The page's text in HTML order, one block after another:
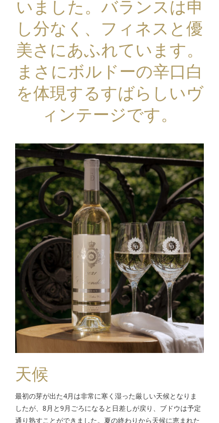
いました。バランスは申
し分なく、フィネスと優
美さにあふれています。
まさにボルドーの辛口白
を体現するすばらしいヴ
ィンテージです。
天候
最初の芽が出た4月は非常に寒く湿った厳しい天候となりま
したが、8月と9月ごろになると日差しが戻り、ブドウは予定
通り熟すことができました。夏の終わりから天候に恵まれた